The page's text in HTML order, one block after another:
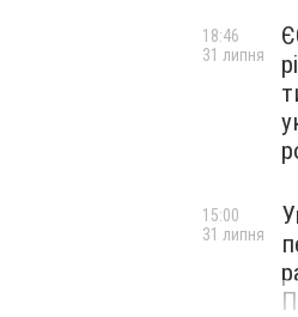
18:46
31 липня
15:00
31 липня